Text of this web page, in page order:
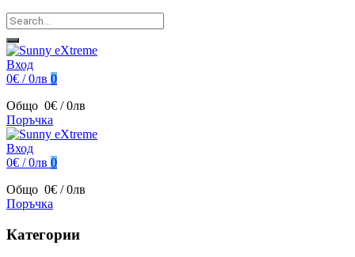
Вход
0€ / 0лв 0
Общо 0€ / 0лв
Поръчка
Вход
0€ / 0лв 0
Общо 0€ / 0лв
Поръчка
Категории